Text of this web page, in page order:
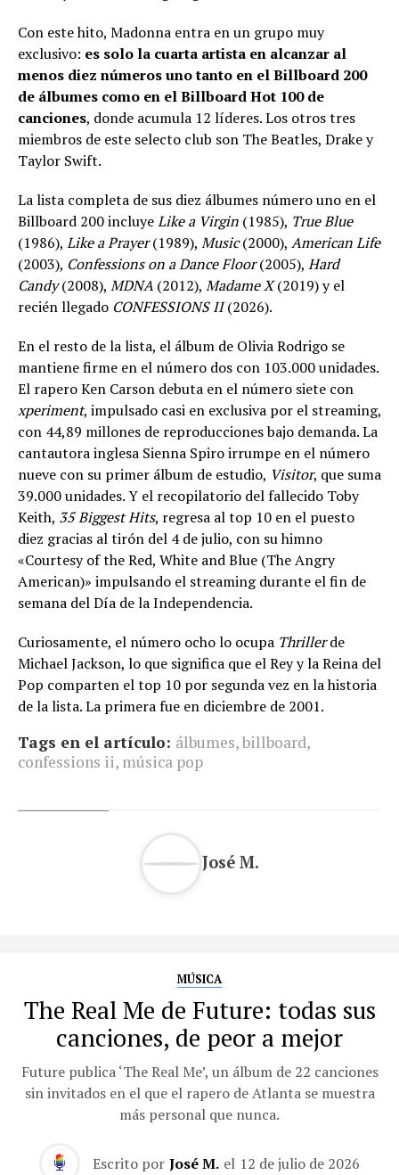
Con este hito, Madonna entra en un grupo muy
exclusivo: es solo la cuarta artista en alcanzar al
menos diez números uno tanto en el Billboard 200
de álbumes como en el Billboard Hot 100 de
canciones, donde acumula 12 líderes. Los otros tres
miembros de este selecto club son The Beatles, Drake y
Taylor Swift.
La lista completa de sus diez álbumes número uno en el
Billboard 200 incluyeLike a Virgin (1985), True Blue
(1986), Like a Prayer(1989), Music(2000), American Life
(2003), Confessions on a Dance Floor(2005), Hard
Candy(2008), MDNA (2012), Madame X(2019) y el
recién llegado CONFESSIONS II(2026).
En el resto de la lista, el álbum de Olivia Rodrigo se
mantiene firme en el número dos con 103.000 unidades.
El rapero Ken Carson debuta en el número siete con
xperiment, impulsado casi en exclusiva por el streaming,
con 44,89 millones de reproducciones bajo demanda. La
cantautora inglesa Sienna Spiro irrumpe en el número
nueve con su primer álbum de estudio, Visitor, que suma
39.000 unidades. Y el recopilatorio del fallecido Toby
Keith, 35 Biggest Hits, regresa al top 10 en el puesto
diez gracias al tirón del 4 de julio, con su himno
«Courtesy of the Red, White and Blue (The Angry
American)» impulsando el streaming durante el fin de
semana del Día de la Independencia.
Curiosamente, el número ocho lo ocupa Thrillerde
Michael Jackson, lo que significa que el Rey y la Reina del
Pop comparten el top 10 por segunda vez en la historia
de la lista. La primera fue en diciembre de 2001.
Tags en el artículo: álbumes,billboard,
confessions ii, música pop
José M.
MÚSICA
The Real Me de Future: todas sus
canciones, de peor a mejor
Future publica ‘The Real Me’, un álbum de 22 canciones
sin invitados en el que el rapero de Atlanta se muestra
más personal que nunca.
Escrito por José M. el 12 de julio de 2026